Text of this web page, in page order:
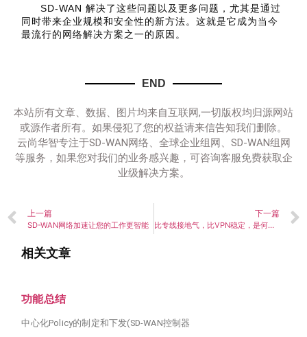
SD-WAN 解决了​​这些问题以及更多问题，尤其是通过
同时带来企业规模和安全性的新方法。这就是它成为当今
最流行的网络解决方案之一的原因。
END
本站所有文章、数据、图片均来自互联网,一切版权均归源网站
或源作者所有。如果侵犯了您的权益请来信告知我们删除。
云尚华智专注于SD-WAN网络、全球企业组网、SD-WAN组网
等服务，如果您对我们的业务感兴趣，可咨询客服免费获取企
业级解决方案。
上一篇
SD-WAN网络加速让您的工作更智能
下一篇
比专线接地气，比VPN稳定，是何方神圣？
相关文章
功能总结
中心化Policy的制定和下发(SD-WAN控制器